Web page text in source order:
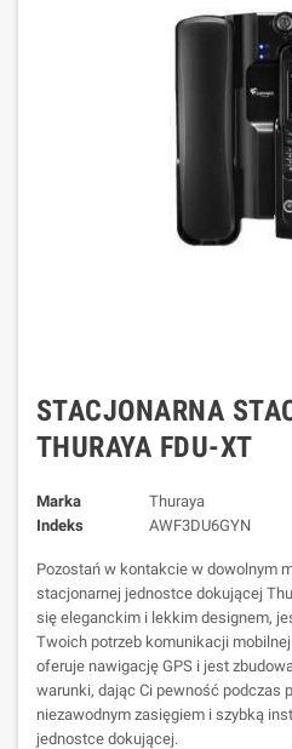
STACJONARNA
THURAYA FDU-XT
Marka
Thuraya
Indeks
AWF3DU6GYN
Pozostań w kontakcie w dowolnym
stacjonarnej jednostce dokującej
się eleganckim i lekkim designem,
Twoich potrzeb komunikacji
oferuje nawigację GPS i jest
warunki, dając Ci pewność podczas
niezawodnym zasięgiem i szybką
jednostce dokującej.